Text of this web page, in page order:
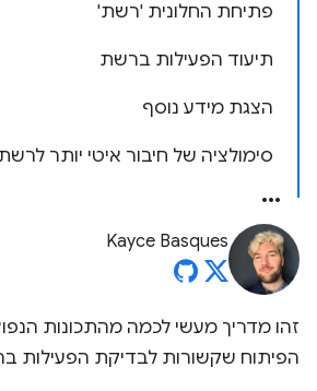
פתיחת החלונית 'רשת'
תיעוד הפעילות ברשת
הצגת מידע נוסף
סימולציה של חיבור איטי יותר
Kayce Basques
זהו מדריך מעשי לכמה מהתכונות
הפיתוח שקשורות לבדיקת הפעילות